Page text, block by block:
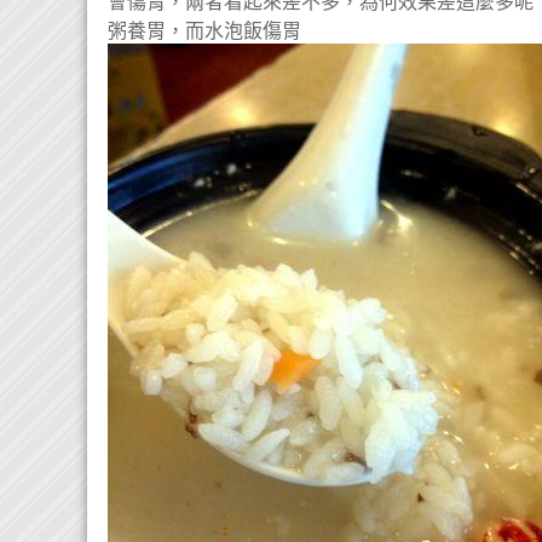
粥養胃，而水泡飯傷胃